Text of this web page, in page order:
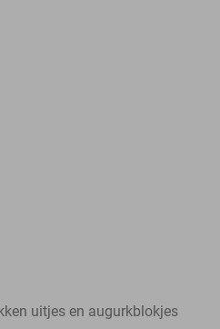
uitjes en augurkblokjes